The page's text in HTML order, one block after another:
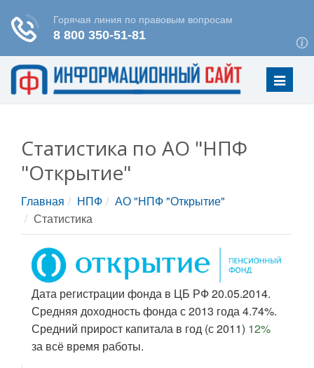
Меню
Статистика по АО "НПФ
"Открытие"
Главная НПФ
АО "НПФ "Открытие"
Статистика
Дата регистрации фонда в ЦБ РФ 20.05.2014.
Средняя доходность фонда с 2013 года 4.74%.
Средний прирост капитала в год (с 2011) 12%
за всё время работы.